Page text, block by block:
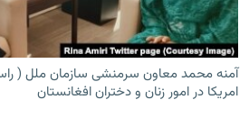
صفحه پشتو
Azadi English
به ما بپیوندید
آمنه محمد معاون سرمنشی سازمان ملل (
امریکا در امور زنان و دختران افغانستان